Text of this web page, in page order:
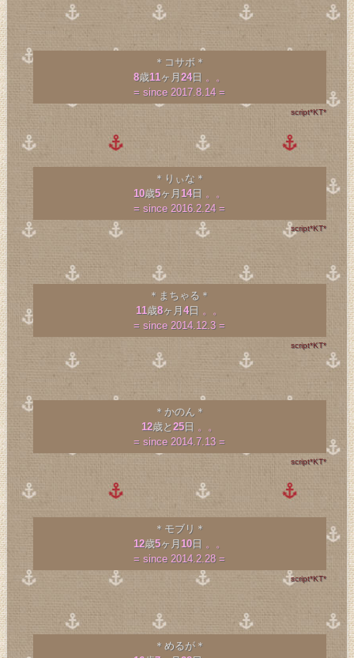
＊コサボ＊
8歳11ヶ月24日 。。
= since 2017.8.14 =
script*KT*
＊りぃな＊
10歳5ヶ月 14日 。。
= since 2016.2.24 =
script*KT*
＊まちゃる＊
11歳8ヶ月4日 。。
= since 2014.12.3 =
script*KT*
＊かのん＊
12歳と25日 。。
= since 2014.7.13 =
script*KT*
＊モブリ＊
12歳5ヶ月 10日 。。
= since 2014.2.28 =
script*KT*
＊めるが＊